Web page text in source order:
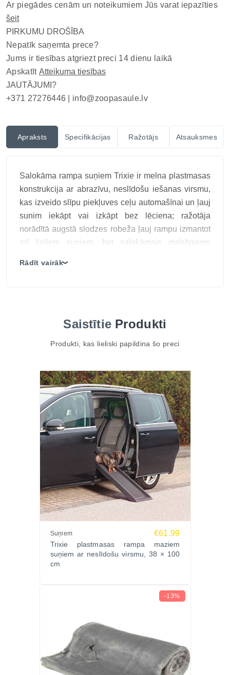
Ar piegādes cenām un noteikumiem Jūs varat iepazīties
šeit
PIRKUMU DROŠĪBA
Nepatīk saņemta prece?
Jums ir tiesības atgriezt preci 14 dienu laikā
Apskatīt Atteikuma tiesības
JAUTĀJUMI?
+371 27276446 | info@zoopasaule.lv
Apraksts Specifikācijas Ražotājs Atsauksmes
Salokāma rampa suņiem Trixie ir melna plastmasas
konstrukcija ar abrazīvu, neslīdošu iešanas virsmu,
kas izveido slīpu piekļuves ceļu automašīnai un ļauj
sunim iekāpt vai izkāpt bez lēciena; ražotāja
norādītā augstā slodzes robeža ļauj rampu izmantot
arī lieliem suņiem, bet salokāmais mehānisms
Plastmasas trepes ar neslīdošu pārklājumu
Ražotājs: Trixie, Vācija
Rādīt vairāk❯
Saistītie Produkti
Produkti, kas lieliski papildina šo preci
Suņiem €61.99
Trixie plastmasas rampa maziem
suņiem ar neslīdošu virsmu, 38 × 100
cm
-13%